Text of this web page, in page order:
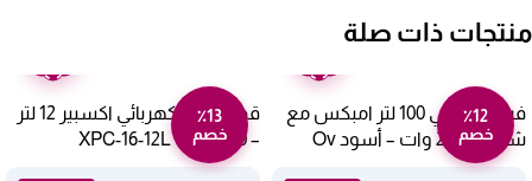
منتجات ذات صلة
٪12
خصم
فرن كهربائي 100 لتر امبكس مع
شواية 2200 وات – أسود Ov
2904
٪13
خصم
قدر ضغط كهربائي اكسبير 12 لتر
– 1600 وات XPC-16-12L